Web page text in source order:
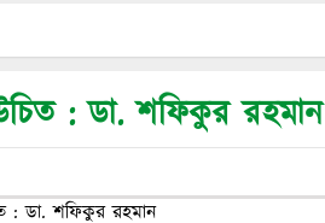
: ডা. শফিকুর রহমান